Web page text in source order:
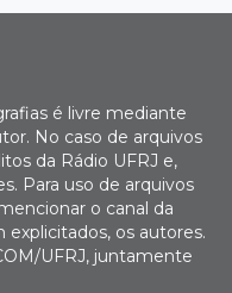
é livre mediante
No caso de arquivos
da Rádio UFRJ e,
Para uso de arquivos
o canal da
explicitados, os autores.
UFRJ, juntamente